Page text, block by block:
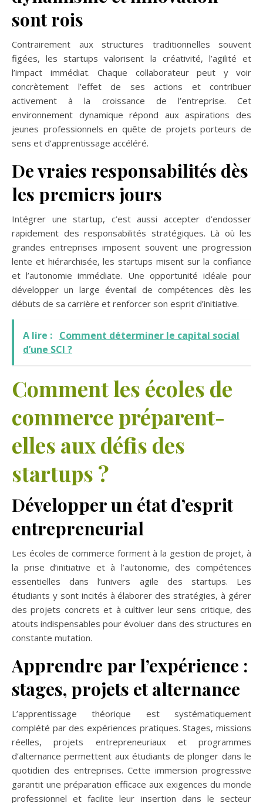
sont rois
Contrairement aux structures traditionnelles souvent
figées, les startups valorisent la créativité, l’agilité et
l’impact immédiat. Chaque collaborateur peut y voir
concrètement l’effet de ses actions et contribuer
activement à la croissance de l’entreprise. Cet
environnement dynamique répond aux aspirations des
jeunes professionnels en quête de projets porteurs de
sens et d’apprentissage accéléré.
De vraies responsabilités dès
les premiers jours
Intégrer une startup, c’est aussi accepter d’endosser
rapidement des responsabilités stratégiques. Là où les
grandes entreprises imposent souvent une progression
lente et hiérarchisée, les startups misent sur la confiance
et l’autonomie immédiate. Une opportunité idéale pour
développer un large éventail de compétences dès les
débuts de sa carrière et renforcer son esprit d’initiative.
A lire : Comment déterminer le capital social
d’une SCI ?
Comment les écoles de
commerce préparent-
elles aux défis des
startups ?
Développer un état d’esprit
entrepreneurial
Les écoles de commerce forment à la gestion de projet, à
la prise d’initiative et à l’autonomie, des compétences
essentielles dans l’univers agile des startups. Les
étudiants y sont incités à élaborer des stratégies, à gérer
des projets concrets et à cultiver leur sens critique, des
atouts indispensables pour évoluer dans des structures en
constante mutation.
Apprendre par l’expérience :
stages, projets et alternance
L’apprentissage théorique est systématiquement
complété par des expériences pratiques. Stages, missions
réelles, projets entrepreneuriaux et programmes
d’alternance permettent aux étudiants de plonger dans le
quotidien des entreprises. Cette immersion progressive
garantit une préparation efficace aux exigences du monde
professionnel et facilite leur insertion dans le secteur